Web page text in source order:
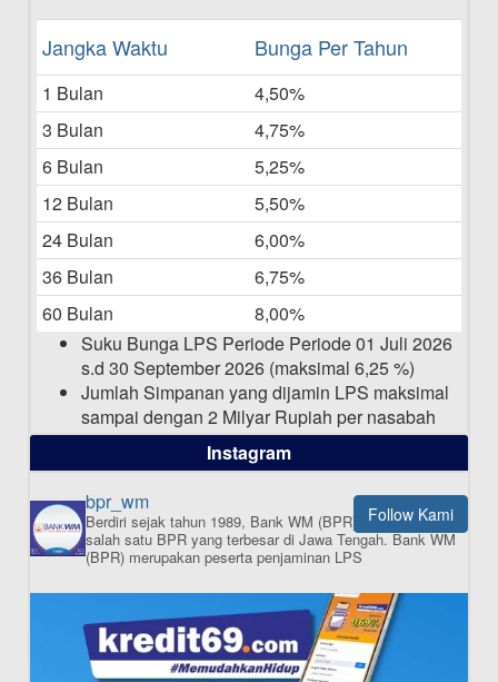
Daftar Pemenang Undian TAMASHA
Bulan Mei 2025
Laporan Keuangan Berkelanjutan
06-05-2025
Daftar Pemenang Undian TAMASHA
Bulan April 2025
15-04-2025
Pengumuman Nama Baru Perusahaan
Jangka Waktu Bunga Per Tahun
1 Bulan
4,50%
3 Bulan
4,75%
6 Bulan
5,25%
12 Bulan
5,50%
24 Bulan
6,00%
36 Bulan
6,75%
60 Bulan
8,00%
Suku Bunga LPS Periode Periode 01 Juli 2026
s.d 30 September 2026 (maksimal 6,25 %)
Jumlah Simpanan yang dijamin LPS maksimal
sampai dengan 2 Milyar Rupiah per nasabah
dalam satu bank
ISI APLIKASI SEKARANG
Instagram
Follow Kami
bpr_wm
Berdiri sejak tahun 1989, Bank WM (BPR) merupakan
salah satu BPR yang terbesar di Jawa Tengah.Bank WM
(BPR) merupakan peserta penjaminan LPS